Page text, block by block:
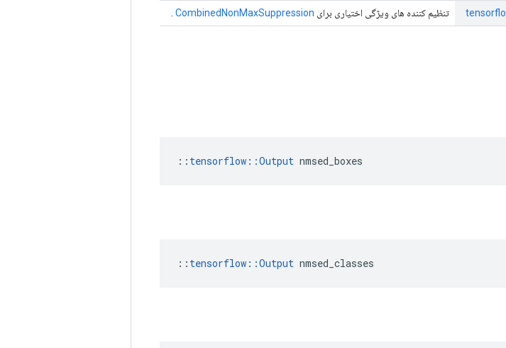
تنظیم کننده های ویژگی اختیاری برای CombinedNonMaxSuppression
:: tensorflow::Output nmsed_boxes
:: tensorflow::Output nmsed_classes